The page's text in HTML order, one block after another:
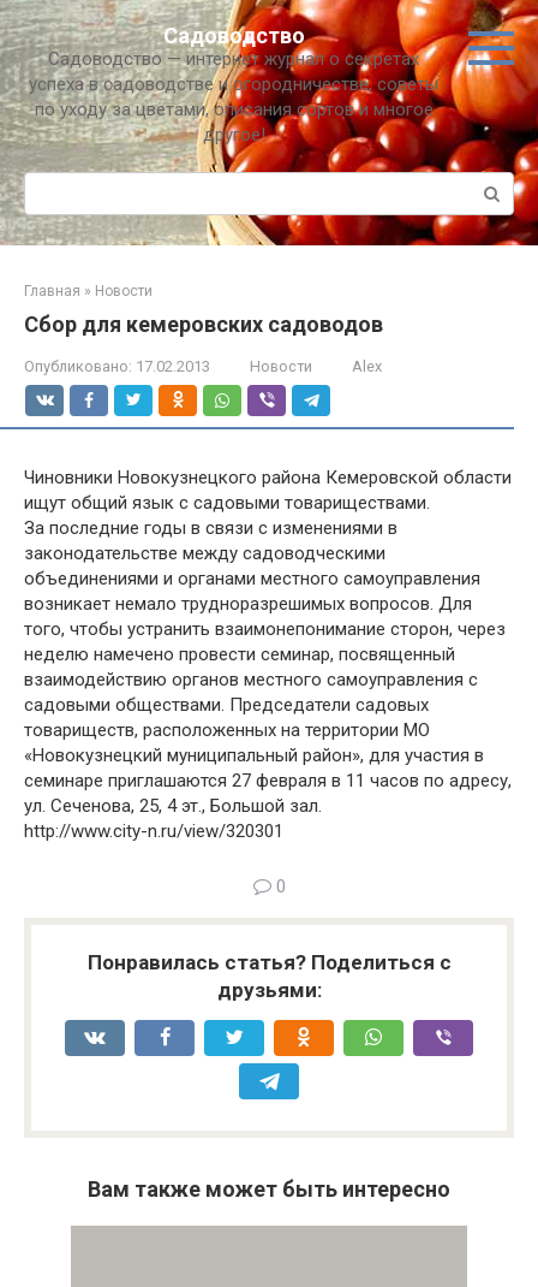
Перейти
к
контенту
Садоводство
Садоводство — интернет журнал о секретах
успеха в садоводстве и огородничестве, советы
по уходу за цветами, описания сортов и многое
другое!
Поиск:
Главная » Новости
Сбор для кемеровских садоводов
Опубликовано: 17.02.2013 Новости Alex
Чиновники Новокузнецкого района Кемеровской области
ищут общий язык с садовыми товариществами.
За последние годы в связи с изменениями в
законодательстве между садоводческими
объединениями и органами местного самоуправления
возникает немало трудноразрешимых вопросов. Для
того, чтобы устранить взаимонепонимание сторон, через
неделю намечено провести семинар, посвященный
взаимодействию органов местного самоуправления с
садовыми обществами. Председатели садовых
товариществ, расположенных на территории МО
«Новокузнецкий муниципальный район», для участия в
семинаре приглашаются 27 февраля в 11 часов по адресу,
ул. Сеченова, 25, 4 эт., Большой зал.
http://www.city-n.ru/view/320301
0
Понравилась статья? Поделиться с
друзьями:
Вам также может быть интересно